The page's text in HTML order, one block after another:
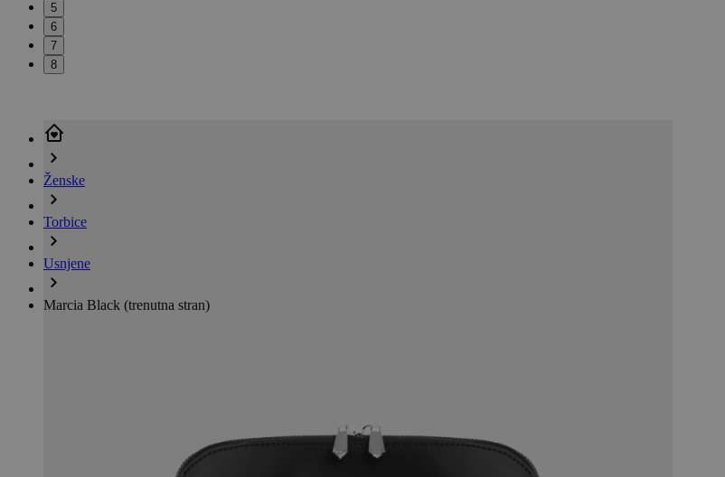
Ženske
Torbice
Usnjene
Marcia Black (trenutna stran)
5
6
7
8